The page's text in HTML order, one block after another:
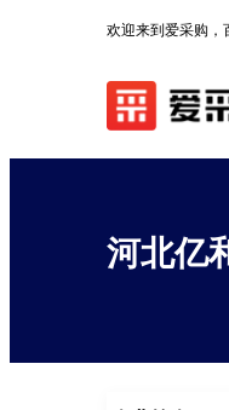
欢迎来到爱采购，
河北亿